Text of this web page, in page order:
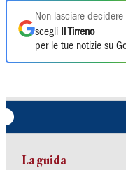
Non lasciare decidere
scegli
Il Tirreno
per le tue notizie su
La guida